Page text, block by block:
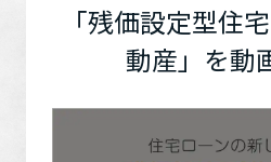
「残価設定型住
動産」を動